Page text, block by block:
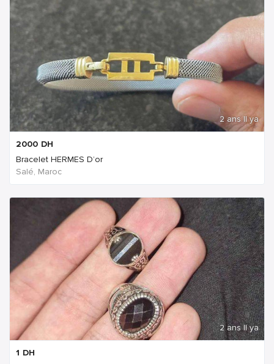
2 ans Il ya
2000 DH
Bracelet HERMES D’or
Salé, Maroc
2 ans Il ya
1 DH